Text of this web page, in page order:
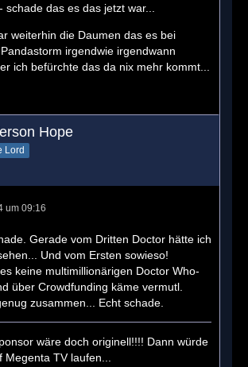
schade das es das jetzt war...
weiterhin die Daumen das es bei
irgendwie irgendwann
ich befürchte das da nix mehr kommt...
Hope
Lord
um 09:16
Gerade vom Dritten Doctor hätte ich
Und vom Ersten sowieso!
keine multimillionärigen Doctor Who-
über Crowdfunding käme vermutl.
zusammen... Echt schade.
wäre doch originell!!!! Dann würde
TV laufen...